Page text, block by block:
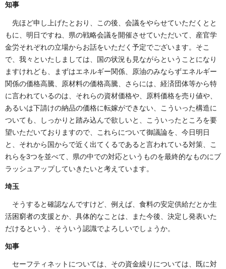
知事
先ほど申し上げたとおり、この後、会議をやらせていただくとと
もに、明日ですね、県の戦略会議を開催させていただいて、産官学
金労それぞれの立場からお話をいただく予定でございます。そこ
で、我々といたしましては、国の状況も見ながらということになり
ますけれども、まずはエネルギー関係、原油のみならずエネルギー
関係の価格高騰、原材料の価格高騰、さらには、経済団体等から特
に言われているのは、それらの資材価格や、原料価格を売り値や、
あるいは下請けの納品の価格に転嫁ができない、こういった構造に
ついても、しっかりと踏み込んで欲しいと、こういったところを要
望いただいておりますので、これらについて御議論を、今日明日
と、それから国からで近く出てくるであると言われている対策、こ
れらを3つを並べて、県の中での対応というものを最終的なものにブ
ラッシュアップしていきたいと考えています。
埼玉
そうすると確認なんですけど、例えば、食料の安定供給だとか生
活困窮者の支援とか、具体的なことは、また今後、決定し発表いた
だけるという、そういう認識でよろしいでしょうか。
知事
セーフティネットについては、その資金繰りについては、既に対